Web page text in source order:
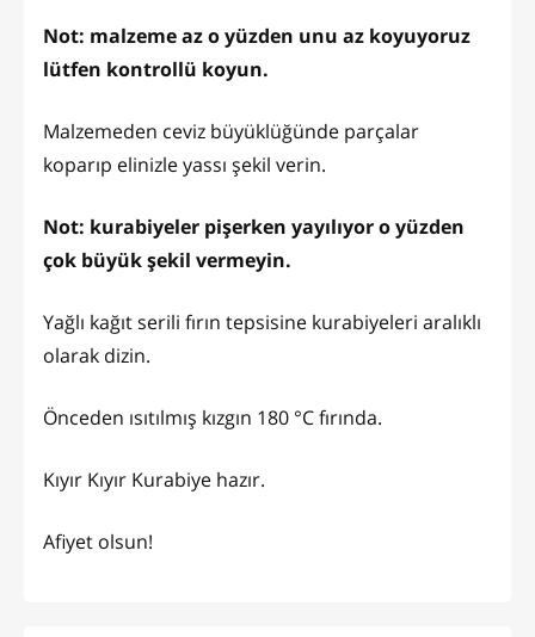
Not: malzeme az o yüzden unu az koyuyoruz
lütfen kontrollü koyun.
Malzemeden ceviz büyüklüğünde parçalar
koparıp elinizle yassı şekil verin.
Not: kurabiyeler pişerken yayılıyor o yüzden
çok büyük şekil vermeyin.
Yağlı kağıt serili fırın tepsisine kurabiyeleri aralıklı
olarak dizin.
Önceden ısıtılmış kızgın 180 °C fırında.
Kıyır Kıyır Kurabiye hazır.
Afiyet olsun!